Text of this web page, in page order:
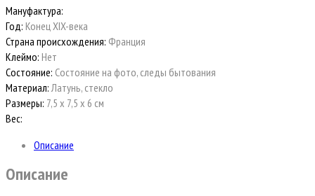
Мануфактура:
Год: Конец XIX-века
Страна происхождения: Франция
Клеймо: Нет
Состояние: Состояние на фото, следы бытования
Материал: Латунь, стекло
Размеры: 7,5 х 7,5 х 6 см
Вес:
Описание
Описание